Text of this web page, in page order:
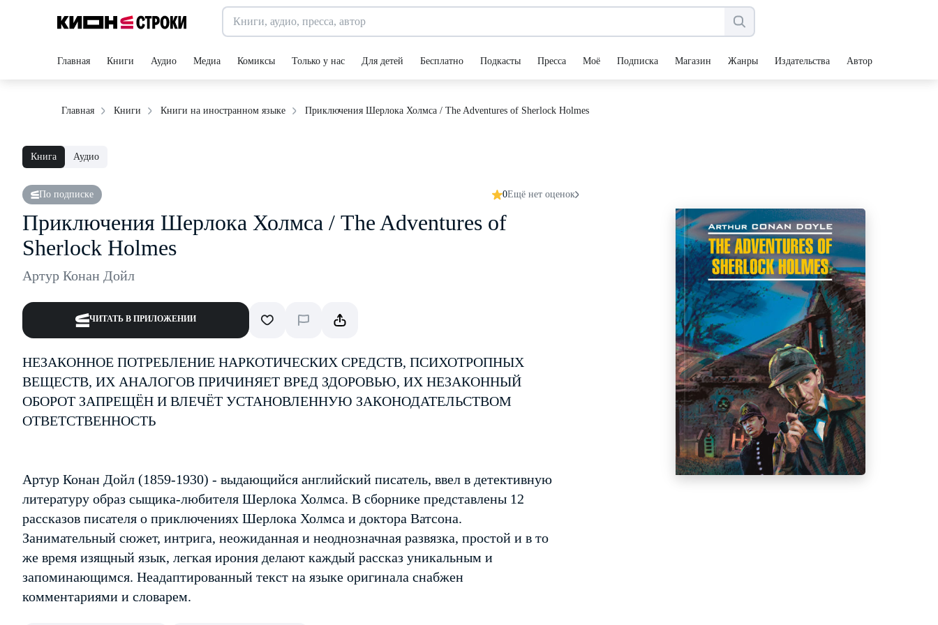
Главная Книги Аудио Медиа Комиксы Только у нас Для детей Бесплатно Подкасты Пресса Моё Подписка Магазин Жанры Издательства Авторы
Главная Книги Книги на иностранном языке Приключения Шерлока Холмса / The Adventures of Sherlock Holmes
Книга Аудио
По подписке 0Ещё нет оценок
Приключения Шерлока Холмса / The Adventures of
Sherlock Holmes
Артур Конан Дойл
ЧИТАТЬ В ПРИЛОЖЕНИИ
НЕЗАКОННОЕ ПОТРЕБЛЕНИЕ НАРКОТИЧЕСКИХ СРЕДСТВ, ПСИХОТРОПНЫХ
ВЕЩЕСТВ, ИХ АНАЛОГОВ ПРИЧИНЯЕТ ВРЕД ЗДОРОВЬЮ, ИХ НЕЗАКОННЫЙ
ОБОРОТ ЗАПРЕЩЁН И ВЛЕЧЁТ УСТАНОВЛЕННУЮ ЗАКОНОДАТЕЛЬСТВОМ
ОТВЕТСТВЕННОСТЬ
Артур Конан Дойл (1859-1930) - выдающийся английский писатель, ввел в детективную
литературу образ сыщика-любителя Шерлока Холмса. В сборнике представлены 12
рассказов писателя о приключениях Шерлока Холмса и доктора Ватсона.
Занимательный сюжет, интрига, неожиданная и неоднозначная развязка, простой и в то
же время изящный язык, легкая ирония делают каждый рассказ уникальным и
запоминающимся. Неадаптированный текст на языке оригинала снабжен
комментариями и словарем.